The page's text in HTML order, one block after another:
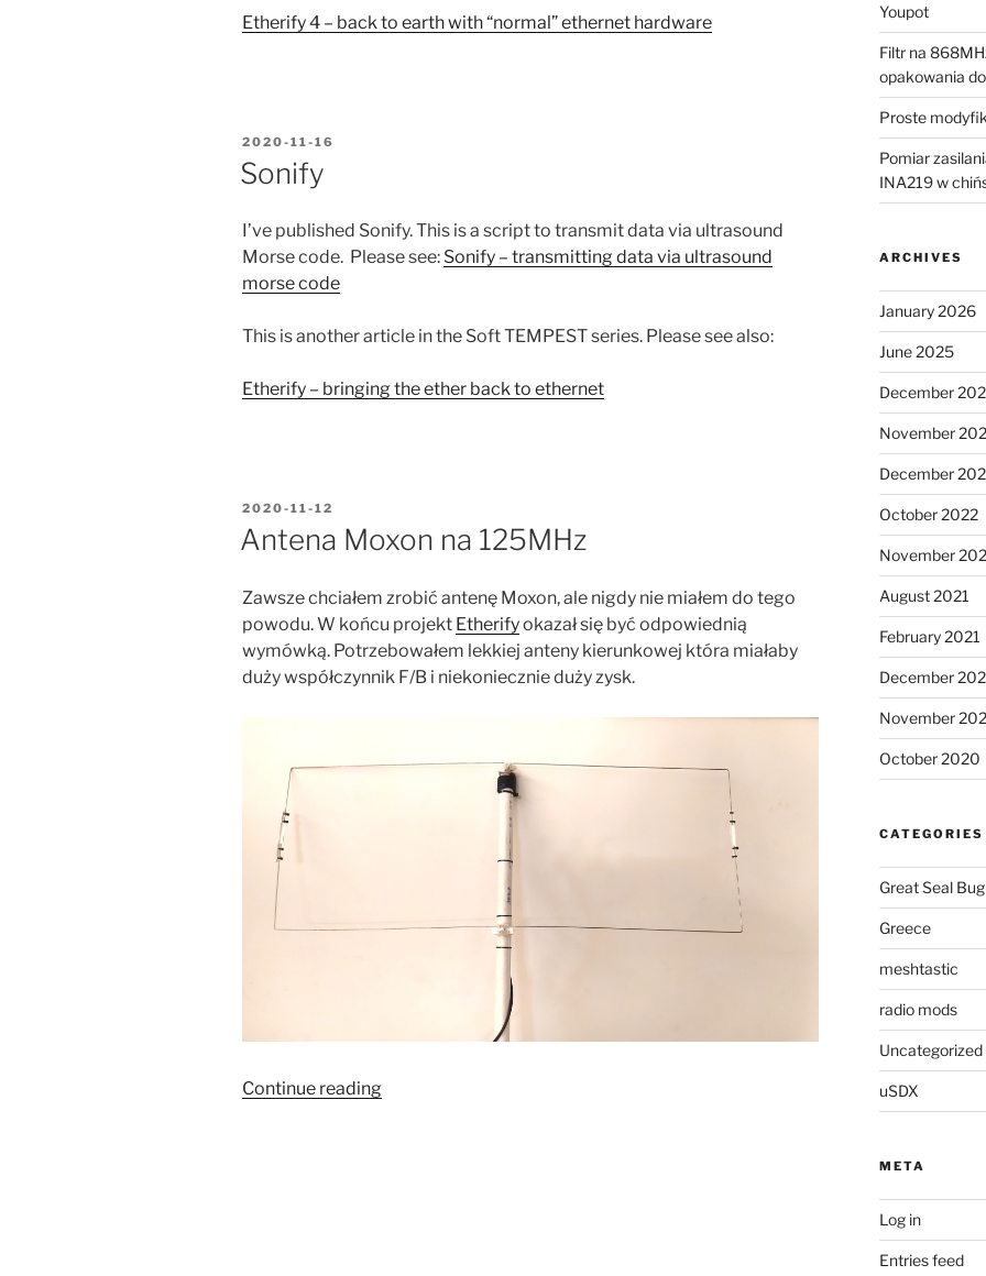
Etherify 4 – back to earth with “normal” ethernet hardware
POSTED
ON
2020-11-16
Sonify
I’ve published Sonify. This is a script to transmit data via ultrasound
Morse code. Please see: Sonify – transmitting data via ultrasound
morse code
This is another article in the Soft TEMPEST series. Please see also:
Etherify – bringing the ether back to ethernet
POSTED
ON
2020-11-12
Antena Moxon na 125MHz
Zawsze chciałem zrobić antenę Moxon, ale nigdy nie miałem do tego
powodu. W końcu projekt Etherifyokazał się być odpowiednią
wymówką. Potrzebowałem lekkiej anteny kierunkowej która miałaby
duży współczynnik F/B i niekoniecznie duży zysk.
Continue reading“Antena
Youpot
Filtr na
opakowania
Proste
Pomiar
INA219 w
ARCHIVES
January 2026
June 2025
December
November
December
October 2022
November
August 2021
February 2021
December
November
October 2020
CATEGORIES
Great Seal Bug
Greece
meshtastic
radio mods
Uncategorized
uSDX
META
Log in
Entries feed